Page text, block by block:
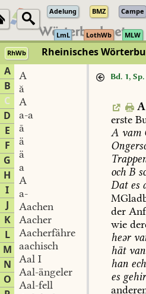
Adelung BMZ Campe
LmL LothWb MLW
RhWb
Rheinisches
A
B
C
D
E
F
G
H
I
J
K
L
M
N
O
A
ă
A
a-a
ā
ä
ä
a
A
a-
Aachen
Aacher
Aacherfähre
aachisch
Aal I
Aal-ängeler
Aal-fell
Bd. 1, Sp.
A
erste
A vam
och B
Dates
der
wie
heər
hätvan
han ech
es